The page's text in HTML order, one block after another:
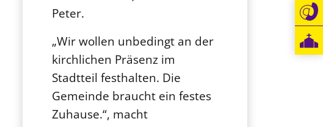
Peter.
„Wir wollen unbedingt an der
kirchlichen Präsenz im
Stadtteil festhalten. Die
Gemeinde braucht ein festes
Zuhause.“, macht